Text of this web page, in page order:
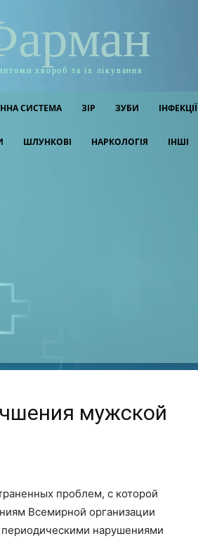
хвороб та їх лікування
СИСТЕМА ЗІР ЗУБИ ІНФЕКЦІЇ
ШЛУНКОВІ НАРКОЛОГІЯ ІНШІ
мужской
проблем, с которой
Всемирной организации
периодическими нарушениями